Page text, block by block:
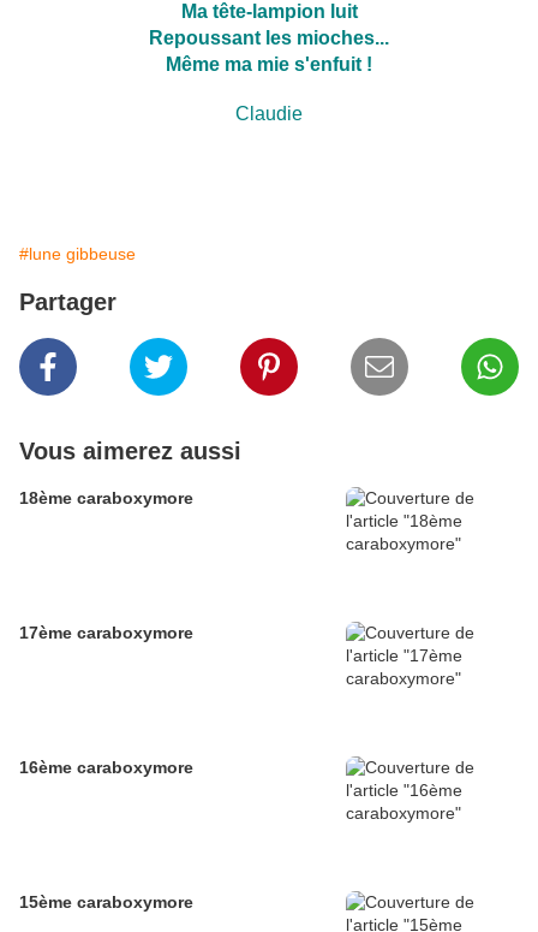
Ma tête-lampion luit
Repoussant les mioches...
Même ma mie s'enfuit !
Claudie
#lune gibbeuse
Partager
Vous aimerez aussi
18ème caraboxymore
17ème caraboxymore
16ème caraboxymore
15ème caraboxymore